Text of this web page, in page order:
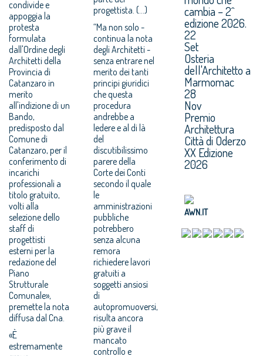
condivide e
appoggia la
protesta
formulata
dall'Ordine degli
Architetti della
Provincia di
Catanzaro in
merito
all'indizione di un
Bando,
predisposto dal
Comune di
Catanzaro, per il
conferimento di
incarichi
professionali a
titolo gratuito,
volti alla
selezione dello
staff di
progettisti
esterni per la
redazione del
Piano
Strutturale
Comunale»,
premette la nota
diffusa dal Cna.
«È
estremamente
progettista. (...)
“Ma non solo -
continua la nota
degli Architetti -
senza entrare nel
merito dei tanti
principi giuridici
che questa
procedura
andrebbe a
ledere e al di là
del
discutibilissimo
parere della
Corte dei Conti
secondo il quale
le
amministrazioni
pubbliche
potrebbero
senza alcuna
remora
richiedere lavori
gratuiti a
soggetti ansiosi
di
autopromuoversi,
risulta ancora
più grave il
mancato
controllo e
cambia – 2^
edizione 2026.
22
Set
Osteria
dell'Architetto a
Marmomac
28
Nov
Premio
Architettura
Città di Oderzo
XX Edizione
2026
AWN.IT